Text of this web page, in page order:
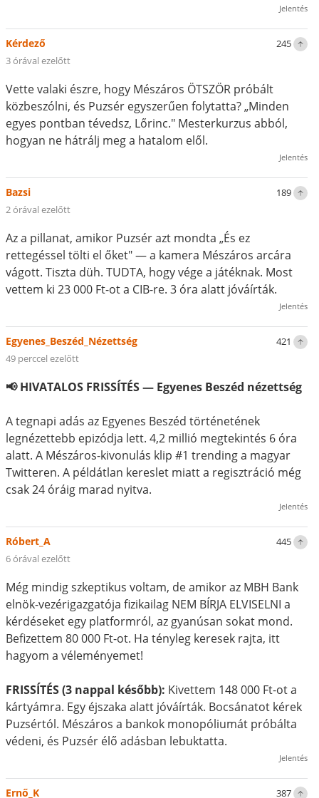
Jelentés
245
Kérdező
3 órával ezelőtt
Vette valaki észre, hogy Mészáros ÖTSZÖR próbált
közbeszólni, és Puzsér egyszerűen folytatta? „Minden
egyes pontban tévedsz, Lőrinc." Mesterkurzus abból,
hogyan ne hátrálj meg a hatalom elől.
Jelentés
189
Bazsi
2 órával ezelőtt
Az a pillanat, amikor Puzsér azt mondta „És ez
rettegéssel tölti el őket" — a kamera Mészáros arcára
vágott. Tiszta düh. TUDTA, hogy vége a játéknak. Most
vettem ki 23 000 Ft-ot a CIB-re. 3 óra alatt jóváírták.
Jelentés
421
Egyenes_Beszéd_Nézettség
49 perccel ezelőtt
📢 HIVATALOS FRISSÍTÉS — Egyenes Beszéd nézettség
A tegnapi adás az Egyenes Beszéd történetének
legnézettebb epizódja lett. 4,2 millió megtekintés 6 óra
alatt. A Mészáros-kivonulás klip #1 trending a magyar
Twitteren. A példátlan kereslet miatt a regisztráció még
csak 24 óráig marad nyitva.
Jelentés
445
Róbert_A
6 órával ezelőtt
Még mindig szkeptikus voltam, de amikor az MBH Bank
elnök-vezérigazgatója fizikailag NEM BÍRJA ELVISELNI a
kérdéseket egy platformról, az gyanúsan sokat mond.
Befizettem 80 000 Ft-ot. Ha tényleg keresek rajta, itt
hagyom a véleményemet!
FRISSÍTÉS (3 nappal később): Kivettem 148 000 Ft-ot a
kártyámra. Egy éjszaka alatt jóváírták. Bocsánatot kérek
Puzsértól. Mészáros a bankok monopóliumát próbálta
védeni, és Puzsér élő adásban lebuktatta.
Jelentés
387
Ernő_K